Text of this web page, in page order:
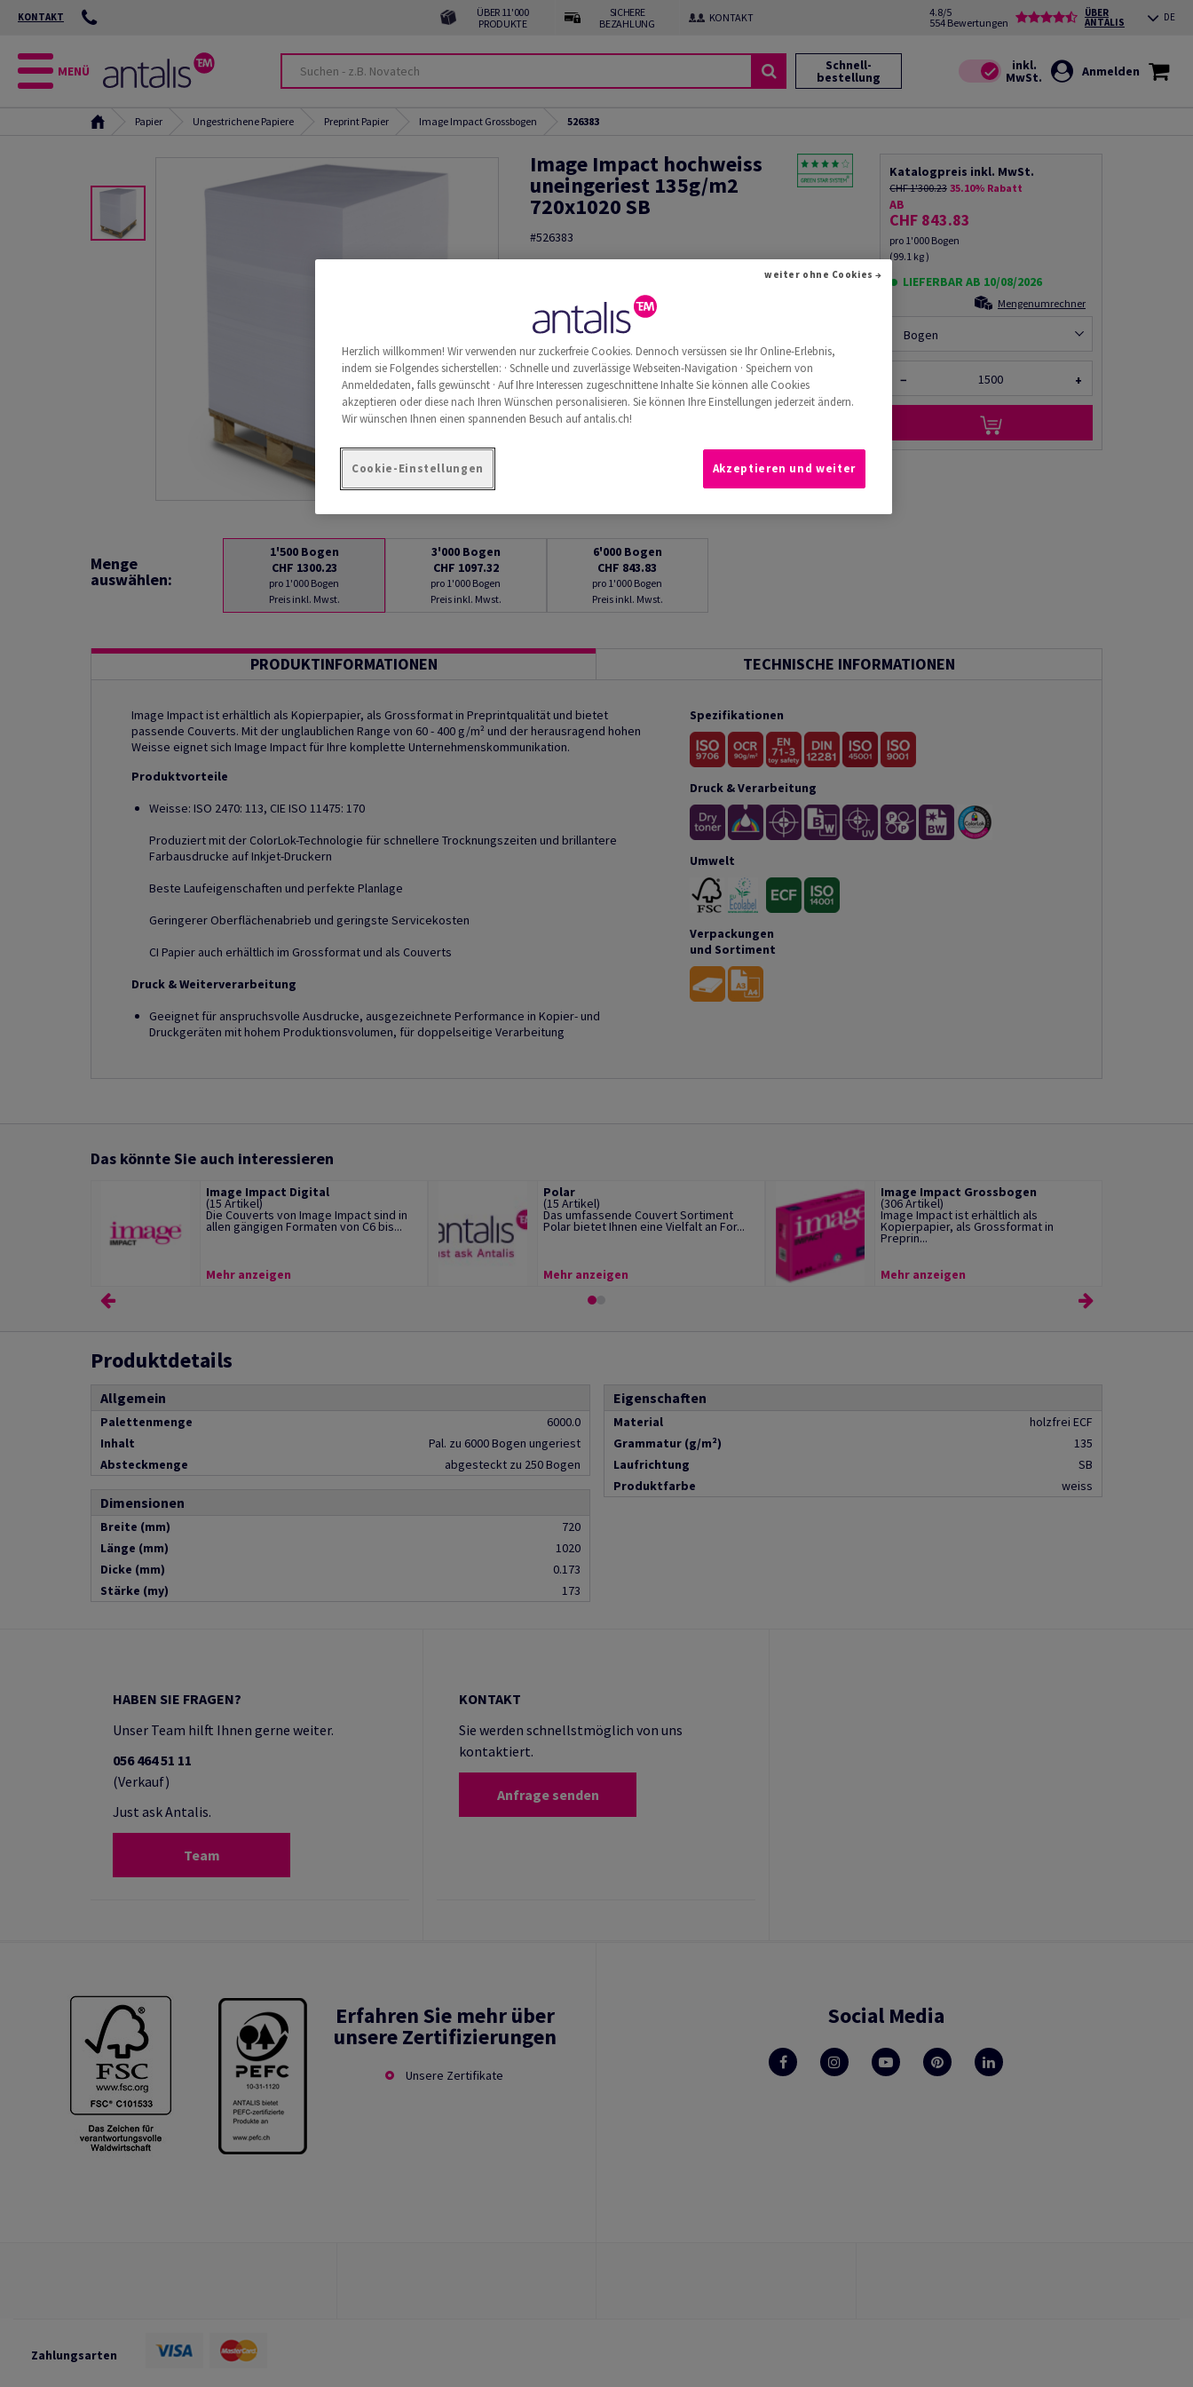
KONTAKT
ÜBER 11'000
PRODUKTE
SICHERE
BEZAHLUNG
KONTAKT
4.8/5
554 Bewertungen
ÜBER
ANTALIS DE
MENÜ Schnell-
bestellung Anmelden
Papier Ungestrichene Papiere Preprint Papier Image Impact Grossbogen 526383
Image Impact hochweiss
uneingeriest 135g/m2
720x1020 SB
#526383
Image, Impact, hochweiss, holzfrei ECF, 135g/m2, 720mm x
1020mm, SB, Pal. zu 6000 Bogen ungeriest, abgesteckt zu
250 Bogen, FSC Mix Credit
Produkt zuschneiden
Weitere
Produktinformationen
Produkt
weiterempfehlen
Katalogpreis inkl. MwSt.
CHF 1'300.23 35.10% Rabatt
AB
CHF 843.83
pro 1'000 Bogen
(99.1 kg )
LIEFERBAR AB 10/08/2026
Mengenumrechner
Bogen
− +
Menge
auswählen:
1'500 Bogen
CHF 1300.23
pro 1'000 Bogen
Preis inkl. Mwst.
3'000 Bogen
CHF 1097.32
pro 1'000 Bogen
Preis inkl. Mwst.
6'000 Bogen
CHF 843.83
pro 1'000 Bogen
Preis inkl. Mwst.
PRODUKTINFORMATIONEN TECHNISCHE INFORMATIONEN
Image Impact ist erhältlich als Kopierpapier, als Grossformat in Preprintqualität und bietet
passende Couverts. Mit der unglaublichen Range von 60 - 400 g/m² und der herausragend hohen
Weisse eignet sich Image Impact für Ihre komplette Unternehmenskommunikation.
Produktvorteile
Weisse: ISO 2470: 113, CIE ISO 11475: 170
Produziert mit der ColorLok-Technologie für schnellere Trocknungszeiten und brillantere
Farbausdrucke auf Inkjet-Druckern
Beste Laufeigenschaften und perfekte Planlage
Geringerer Oberflächenabrieb und geringste Servicekosten
CI Papier auch erhältlich im Grossformat und als Couverts
Druck & Weiterverarbeitung
Geeignet für anspruchsvolle Ausdrucke, ausgezeichnete Performance in Kopier- und
Druckgeräten mit hohem Produktionsvolumen, für doppelseitige Verarbeitung
Spezifikationen
Druck & Verarbeitung
Umwelt
Verpackungen
und Sortiment
Das könnte Sie auch interessieren
Image Impact Digital
(15 Artikel)
Die Couverts von Image Impact sind in
allen gängigen Formaten von C6 bis...
Mehr anzeigen
Polar
(15 Artikel)
Das umfassende Couvert Sortiment
Polar bietet Ihnen eine Vielfalt an For...
Mehr anzeigen
Image Impact Grossbogen
(306 Artikel)
Image Impact ist erhältlich als
Kopierpapier, als Grossformat in
Preprin...
Mehr anzeigen
Produktdetails
Allgemein
Palettenmenge
6000.0
Inhalt
Pal. zu 6000 Bogen ungeriest
Absteckmenge
abgesteckt zu 250 Bogen
Dimensionen
Breite (mm)
720
Länge (mm)
1020
Dicke (mm)
0.173
Stärke (my)
173
Eigenschaften
Material
holzfrei ECF
Grammatur (g/m²)
135
Laufrichtung
SB
Produktfarbe
weiss
HABEN SIE FRAGEN?
Unser Team hilft Ihnen gerne weiter.
056 464 51 11
(Verkauf)
Just ask Antalis.
Team
KONTAKT
Sie werden schnellstmöglich von uns
kontaktiert.
Anfrage senden
Erfahren Sie mehr über
unsere Zertifizierungen
Unsere Zertifikate
Social Media
Zahlungsarten
Herzlich willkommen! Wir verwenden nur zuckerfreie Cookies. Dennoch versüssen sie Ihr Online-Erlebnis,
indem sie Folgendes sicherstellen: · Schnelle und zuverlässige Webseiten-Navigation · Speichern von
Anmeldedaten, falls gewünscht · Auf Ihre Interessen zugeschnittene Inhalte Sie können alle Cookies
akzeptieren oder diese nach Ihren Wünschen personalisieren. Sie können Ihre Einstellungen jederzeit ändern.
Wir wünschen Ihnen einen spannenden Besuch auf antalis.ch!
Cookie-Einstellungen
weiter ohne Cookies →
Akzeptieren und weiter